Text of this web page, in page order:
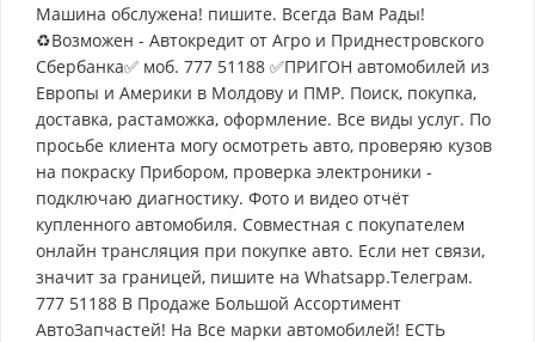
Машина обслужена! пишите. Всегда Вам Рады!
♻Возможен - Автокредит от Агро и Приднестровского
Сбербанка✅ моб. 777 51188 ✅ПРИГОН автомобилей из
Европы и Америки в Молдову и ПМР. Поиск, покупка,
доставка, растаможка, оформление. Все виды услуг. По
просьбе клиента могу осмотреть авто, проверяю кузов
на покраску Прибором, проверка электроники -
подключаю диагностику. Фото и видео отчёт
купленного автомобиля. Совместная с покупателем
онлайн трансляция при покупке авто. Если нет связи,
значит за границей, пишите на Whatsapp.Телеграм.
777 51188 В Продаже Большой Ассортимент
АвтоЗапчастей! На Все марки автомобилей! ЕСТЬ